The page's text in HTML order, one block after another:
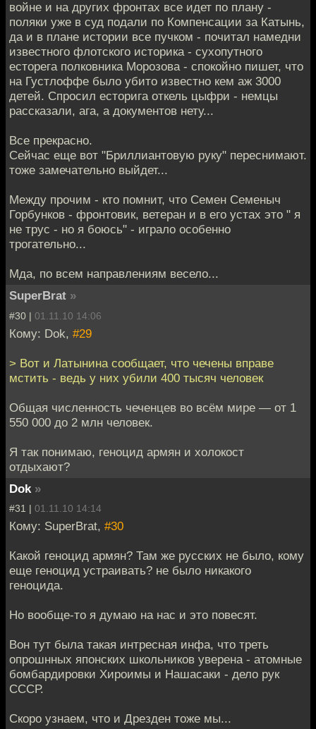
войне и на других фронтах все идет по плану -
поляки уже в суд подали по Компенсации за Катынь,
да и в плане истории все пучком - почитал намедни
известного флотского историка - сухопутного
есторега полковника Морозова - спокойно пишет, что
на Густлоффе было убито известно кем аж 3000
детей. Спросил есторига откель цыфри - немцы
рассказали, ага, а документов нету...
Все прекрасно.
Сейчас еще вот "Бриллиантовую руку" переснимают.
тоже замечательно выйдет...
Между прочим - кто помнит, что Семен Семеныч
Горбунков - фронтовик, ветеран и в его устах это " я
не трус - но я боюсь" - играло особенно
трогательно...
Мда, по всем направлениям весело...
SuperBrat »
#30 | 01.11.10 14:06
Кому: Dok, #29
> Вот и Латынина сообщает, что чечены вправе
мстить - ведь у них убили 400 тысяч человек
Общая численность чеченцев во всём мире — от 1
550 000 до 2 млн человек.
Я так понимаю, геноцид армян и холокост
отдыхают?
Dok »
#31 | 01.11.10 14:14
Кому: SuperBrat, #30
Какой геноцид армян? Там же русских не было, кому
еще геноцид устраивать? не было никакого
геноцида.
Но вообще-то я думаю на нас и это повесят.
Вон тут была такая интресная инфа, что треть
опрошнных японских школьников уверена - атомные
бомбардировки Хироимы и Нашасаки - дело рук
СССР.
Скоро узнаем, что и Дрезден тоже мы...